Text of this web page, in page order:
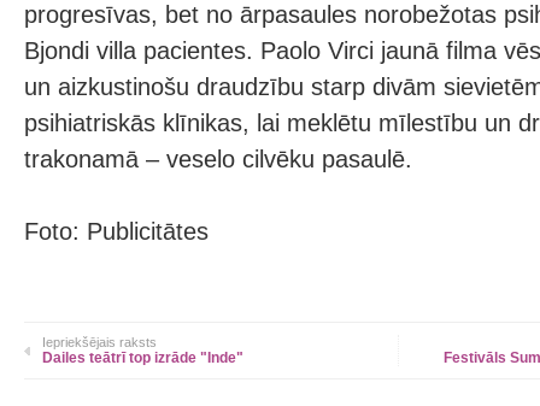
progresīvas, bet no ārpasaules norobežotas
Bjondi villa pacientes. Paolo Virci jaunā filma
un aizkustinošu draudzību starp divām
psihiatriskās klīnikas, lai meklētu mīlestību un
trakonamā – veselo cilvēku pasaulē.
Foto: Publicitātes
Iepriekšējais raksts
Dailes teātrī top izrāde "Inde" Festivāls